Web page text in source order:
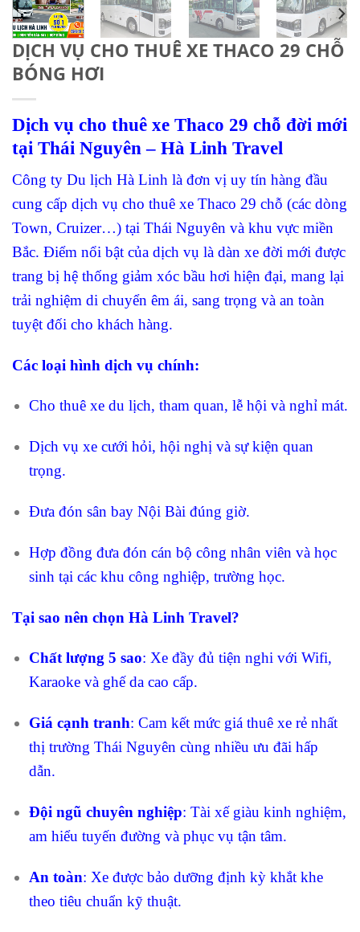
DỊCH VỤ CHO THUÊ XE THACO 29 CHỖ
BÓNG HƠI
Dịch vụ cho thuê xe Thaco 29 chỗ đời mới
tại Thái Nguyên – Hà Linh Travel
Công ty Du lịch Hà Linh là đơn vị uy tín hàng đầu
cung cấp dịch vụ cho thuê xe Thaco 29 chỗ (các dòng
Town, Cruizer…) tại Thái Nguyên và khu vực miền
Bắc. Điểm nổi bật của dịch vụ là dàn xe đời mới được
trang bị hệ thống giảm xóc bầu hơi hiện đại, mang lại
trải nghiệm di chuyển êm ái, sang trọng và an toàn
tuyệt đối cho khách hàng.
Các loại hình dịch vụ chính:
Cho thuê xe du lịch, tham quan, lễ hội và nghỉ mát.
Dịch vụ xe cưới hỏi, hội nghị và sự kiện quan
trọng.
Đưa đón sân bay Nội Bài đúng giờ.
Hợp đồng đưa đón cán bộ công nhân viên và học
sinh tại các khu công nghiệp, trường học.
Tại sao nên chọn Hà Linh Travel?
Chất lượng 5 sao: Xe đầy đủ tiện nghi với Wifi,
Karaoke và ghế da cao cấp.
Giá cạnh tranh: Cam kết mức giá thuê xe rẻ nhất
thị trường Thái Nguyên cùng nhiều ưu đãi hấp
dẫn.
Đội ngũ chuyên nghiệp: Tài xế giàu kinh nghiệm,
am hiểu tuyến đường và phục vụ tận tâm.
An toàn: Xe được bảo dưỡng định kỳ khắt khe
theo tiêu chuẩn kỹ thuật.